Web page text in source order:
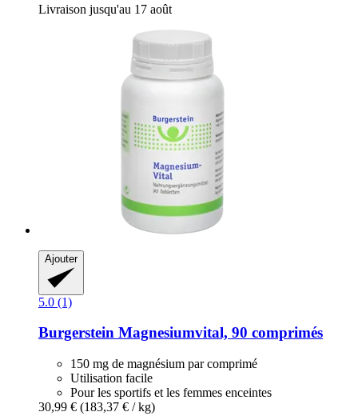
Livraison jusqu'au 17 août
Ajouter
5.0 (1)
Burgerstein Magnesiumvital, 90 comprimés
150 mg de magnésium par comprimé
Utilisation facile
Pour les sportifs et les femmes enceintes
30,99 € (183,37 € / kg)